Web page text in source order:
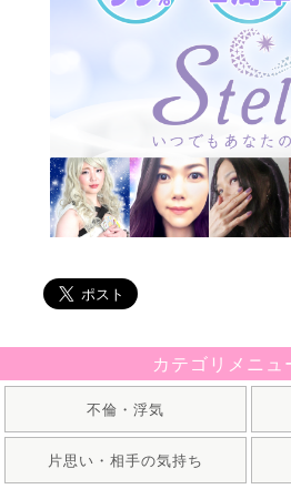
カテゴリメニュ
不倫・浮気
片思い・相手の気持ち